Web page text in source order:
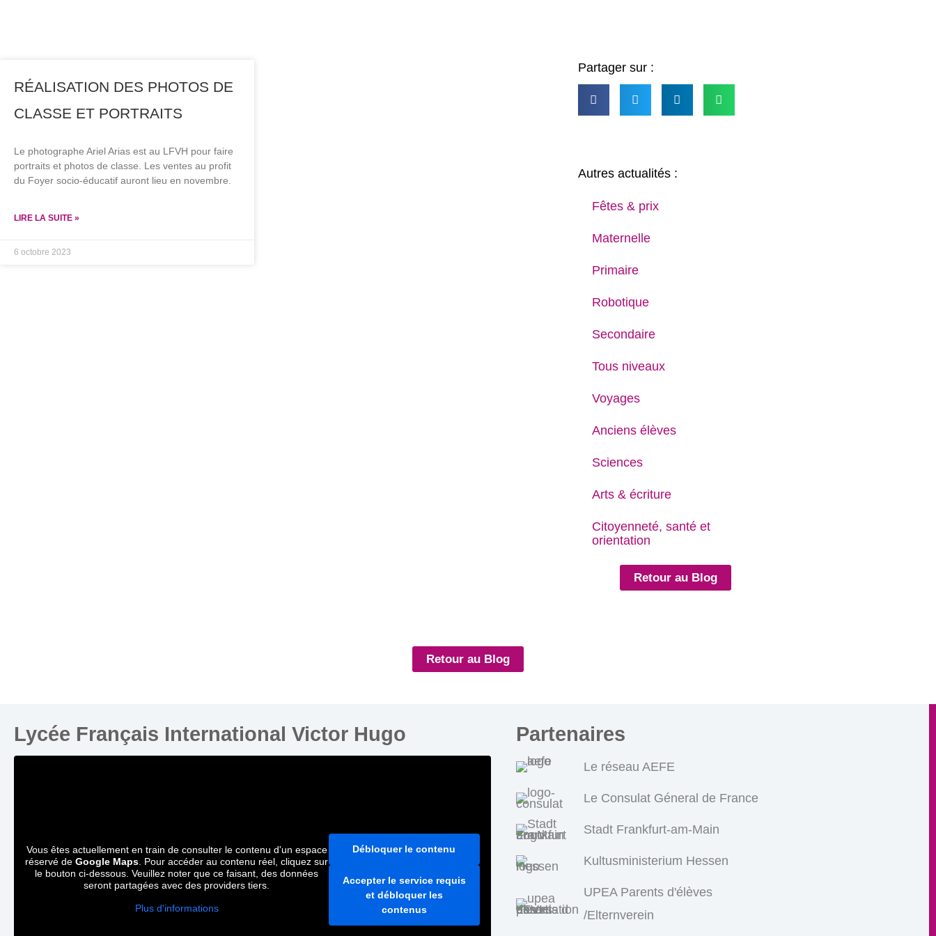
RÉALISATION DES PHOTOS DE
CLASSE ET PORTRAITS
Le photographe Ariel Arias est au LFVH pour faire
portraits et photos de classe. Les ventes au profit
du Foyer socio-éducatif auront lieu en novembre.
LIRE LA SUITE »
6 octobre 2023
Partager sur :
Autres actualités :
Fêtes & prix
Maternelle
Primaire
Robotique
Secondaire
Tous niveaux
Voyages
Anciens élèves
Sciences
Arts & écriture
Citoyenneté, santé et
orientation
Retour au Blog
Retour au Blog
Lycée Français International Victor Hugo
Vous êtes actuellement en train de consulter le contenu d'un espace
réservé deGoogle Maps. Pour accéder au contenu réel, cliquez sur
le bouton ci-dessous. Veuillez noter que ce faisant, des données
seront partagées avec des providers tiers.
Plus d'informations
Débloquer le contenu
Accepter le service requis
et débloquer les
contenus
Partenaires
Le réseau AEFE
Le Consulat Géneral de France
Stadt Frankfurt-am-Main
Kultusministerium Hessen
UPEA Parents d'élèves
/Elternverein